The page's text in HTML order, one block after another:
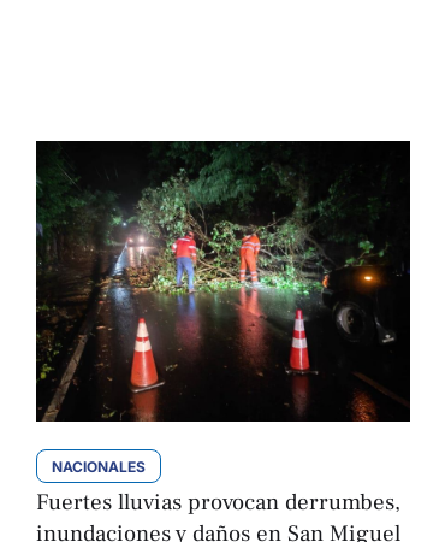
NACIONALES
Fuertes lluvias provocan derrumbes,
inundaciones y daños en San Miguel